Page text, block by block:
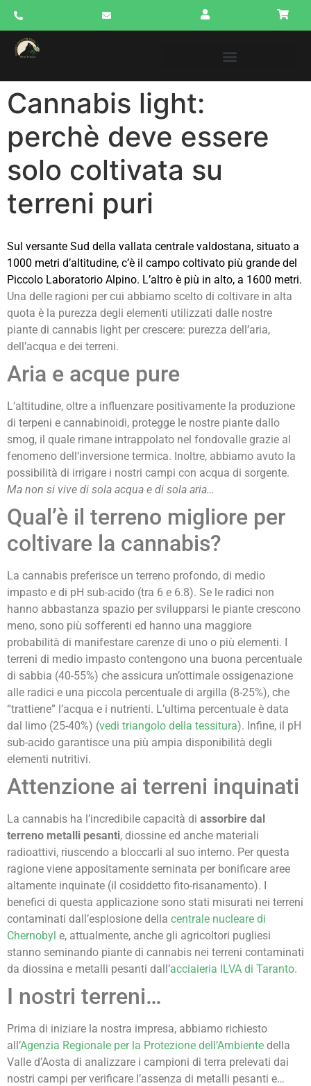
Cannabis light:
perchè deve essere
solo coltivata su
terreni puri
Sul versante Sud della vallata centrale valdostana, situato a
1000 metri d’altitudine, c’è il campo coltivato più grande del
Piccolo Laboratorio Alpino. L’altro è più in alto, a 1600 metri.
Una delle ragioni per cui abbiamo scelto di coltivare in alta
quota è la purezza degli elementi utilizzati dalle nostre
piante di cannabis light per crescere: purezza dell’aria,
dell’acqua e dei terreni.
Aria e acque pure
L’altitudine, oltre a influenzare positivamente la produzione
di terpeni e cannabinoidi, protegge le nostre piante dallo
smog, il quale rimane intrappolato nel fondovalle grazie al
fenomeno dell’inversione termica. Inoltre, abbiamo avuto la
possibilità di irrigare i nostri campi con acqua di sorgente.
Ma non si vive di sola acqua e di sola aria…
Qual’è il terreno migliore per
coltivare la cannabis?
La cannabis preferisce un terreno profondo, di medio
impasto e di pH sub-acido (tra 6 e 6.8). Se le radici non
hanno abbastanza spazio per svilupparsi le piante crescono
meno, sono più sofferenti ed hanno una maggiore
probabilità di manifestare carenze di uno o più elementi. I
terreni di medio impasto contengono una buona percentuale
di sabbia (40-55%) che assicura un’ottimale ossigenazione
alle radici e una piccola percentuale di argilla (8-25%), che
“trattiene” l’acqua e i nutrienti. L’ultima percentuale è data
dal limo (25-40%) (vedi triangolo della tessitura). Infine, il pH
sub-acido garantisce una più ampia disponibilità degli
elementi nutritivi.
Attenzione ai terreni inquinati
La cannabis ha l’incredibile capacità di assorbire dal
terreno metalli pesanti, diossine ed anche materiali
radioattivi, riuscendo a bloccarli al suo interno. Per questa
ragione viene appositamente seminata per bonificare aree
altamente inquinate (il cosiddetto fito-risanamento). I
benefici di questa applicazione sono stati misurati nei terreni
contaminati dall’esplosione della centrale nucleare di
Chernobyl e, attualmente, anche gli agricoltori pugliesi
stanno seminando piante di cannabis nei terreni contaminati
da diossina e metalli pesanti dall’acciaieria ILVA di Taranto.
I nostri terreni…
Prima di iniziare la nostra impresa, abbiamo richiesto
all’Agenzia Regionale per la Protezione dell’Ambiente della
Valle d’Aosta di analizzare i campioni di terra prelevati dai
nostri campi per verificare l’assenza di metalli pesanti e…